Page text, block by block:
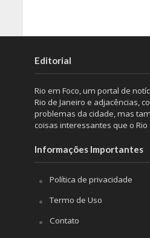
Editorial
Rio em Foco, um portal de
Rio de Janeiro e adjacências,
problemas da cidade, mas
coisas interessantes que o Rio
Informações Importantes
Política de privacidade
Termo de Uso
Contato